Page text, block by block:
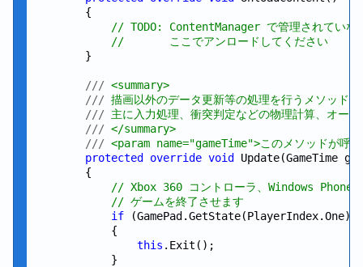
        {
// TODO: ContentManager で管理されていな
//       ここでアンロードしてください
        }
/// <summary>
/// 描画以外のデータ更新等の処理を行うメソッド
/// 主に入力処理、衝突判定などの物理計算、オー
/// </summary>
/// <param name="gameTime">このメソッドが呼
protected
override void
Update(GameTime
        {
// Xbox 360 コントローラ、Windows Phone
// ゲームを終了させます
if
            {
this .Exit();
            }